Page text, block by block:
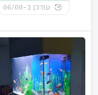
עודכן ב-06/08